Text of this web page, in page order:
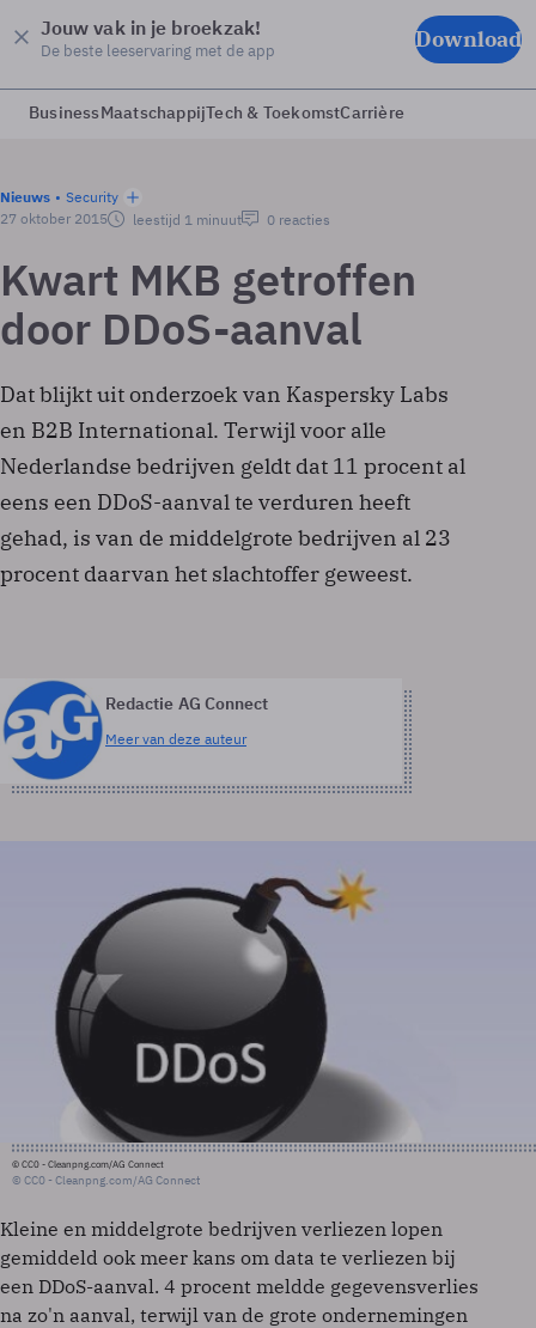
Jouw vak in je broekzak!
De beste leeservaring met de app Download
BusinessMaatschappijTech & ToekomstCarrière
Nieuws
Security
27 oktober 2015
leestijd 1 minuut 0 reacties
Kwart MKB getroffen
door DDoS-aanval
Dat blijkt uit onderzoek van Kaspersky Labs
en B2B International. Terwijl voor alle
Nederlandse bedrijven geldt dat 11 procent al
eens een DDoS-aanval te verduren heeft
gehad, is van de middelgrote bedrijven al 23
procent daarvan het slachtoffer geweest.
Redactie AG Connect
Meer van deze auteur
© CC0 - Cleanpng.com/AG Connect
© CC0 - Cleanpng.com/AG Connect
Kleine en middelgrote bedrijven verliezen lopen
gemiddeld ook meer kans om data te verliezen bij
een DDoS-aanval. 4 procent meldde gegevensverlies
na zo'n aanval, terwijl van de grote ondernemingen